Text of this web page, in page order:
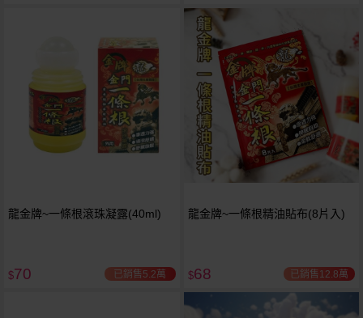
龍金牌~一條根滾珠凝露(40ml)
$70 已銷售5.2萬
龍金牌~一條根精油貼布(8片入)
$68 已銷售12.8萬